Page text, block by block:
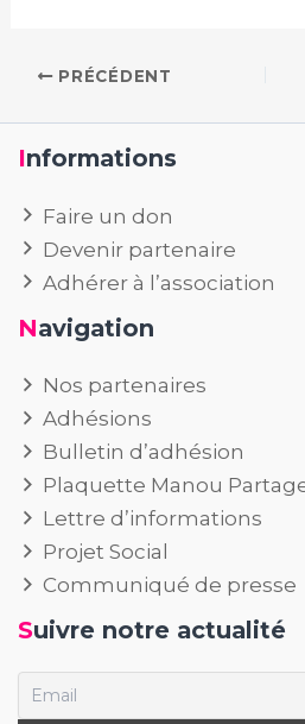
PRÉCÉDENT
Informations
Faire un don
Devenir partenaire
Adhérer à l’association
Navigation
Nos partenaires
Adhésions
Bulletin d’adhésion
Plaquette Manou
Lettre d’informations
Projet Social
Communiqué de presse
Suivre notre actualité